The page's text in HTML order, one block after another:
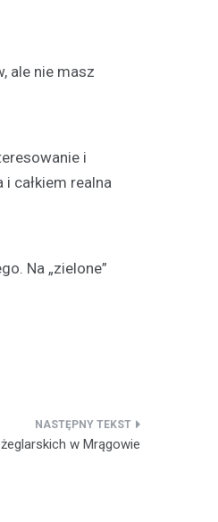
ale nie masz
i
całkiem realna
Na „zielone”
w Mrągowie